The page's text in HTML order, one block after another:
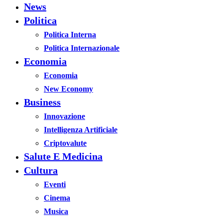
News
Politica
Politica Interna
Politica Internazionale
Economia
Economia
New Economy
Business
Innovazione
Intelligenza Artificiale
Criptovalute
Salute E Medicina
Cultura
Eventi
Cinema
Musica